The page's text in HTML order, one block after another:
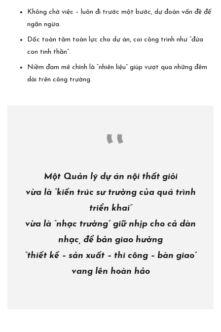
Không chờ việc – luôn đi trước một bước, dự đoán vấn đề để
ngăn ngừa.
Dốc toàn tâm toàn lực cho dự án, coi công trình như “đứa
con tinh thần”.
Niềm đam mê chính là “nhiên liệu” giúp vượt qua những đêm
dài trên công trường.
Một Quản lý dự án nội thất giỏi
vừa là “kiến trúc sư trưởng của quá trình
triển khai”
vừa là “nhạc trưởng” giữ nhịp cho cả dàn
nhạc, để bản giao hưởng
“thiết kế – sản xuất – thi công – bàn giao”
vang lên hoàn hảo